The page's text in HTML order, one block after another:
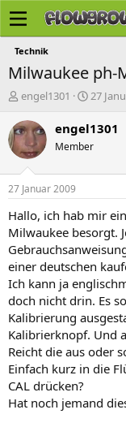
Technik
Milwaukee ph-
E
s
t
e
e
r
engel1301
E
s
e
t
a
27
engel1301
Member
27 Januar 2009
Hallo, ich hab mir
Milwaukee besorgt.
einer deutschen
Ich kann ja
doch nicht drin. Es
Kalibrierung
Kalibrierknopf. Und
Reicht die aus oder
Einfach kurz in die
CAL drücken?
Hat noch jemand